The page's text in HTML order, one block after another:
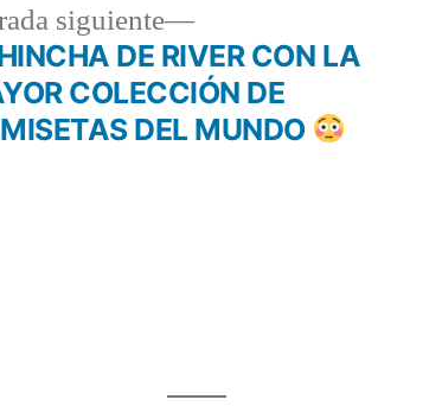
siguiente
Entrada
siguiente:
DE RIVER CON LA
COLECCIÓN DE
DEL MUNDO